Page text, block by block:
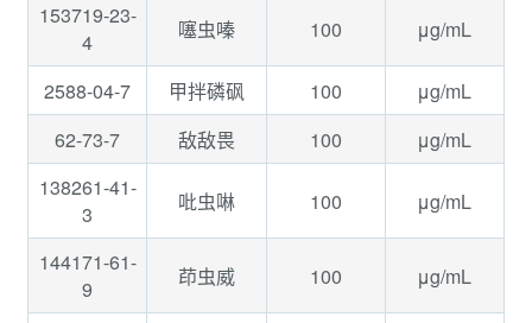
153719-23-
4
噻虫嗪 100 μg/mL
2588-04-7 甲拌磷砜 100
μg/mL
62-73-7
敌敌畏 100
μg/mL
138261-41-
3
吡虫啉 100 μg/mL
144171-61-
9
茚虫威 100 μg/mL